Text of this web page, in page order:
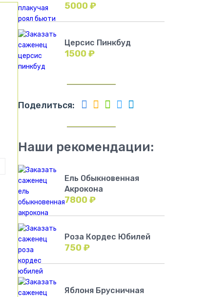
5000₽
Церсис Пинкбуд
1500₽
Поделиться:
Наши рекомендации:
Ель Обыкновенная
Акрокона
7800₽
Роза Кордес Юбилей
750₽
Яблоня Брусничная